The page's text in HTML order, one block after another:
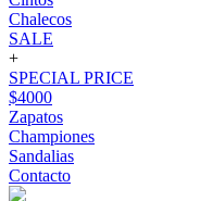
Chalecos
SALE
+
SPECIAL PRICE
$4000
Zapatos
Championes
Sandalias
Contacto